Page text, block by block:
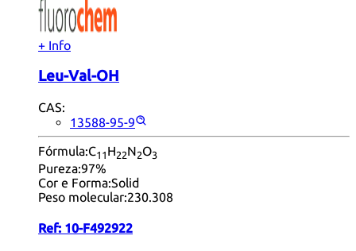
+ Info
Leu-Val-OH
CAS:
13588-95-9
Fórmula:C11 H22N2O3
Pureza:97%
Cor e Forma:Solid
Peso molecular:230.308
Ref: 10-F492922